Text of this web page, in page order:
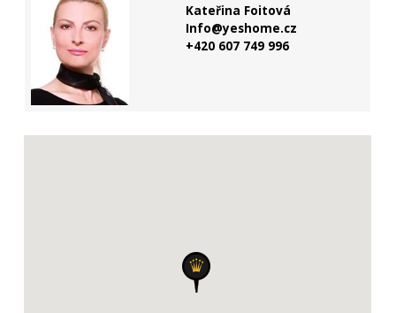
Kateřina Foitová
Info@yeshome.cz
+420 607 749 996